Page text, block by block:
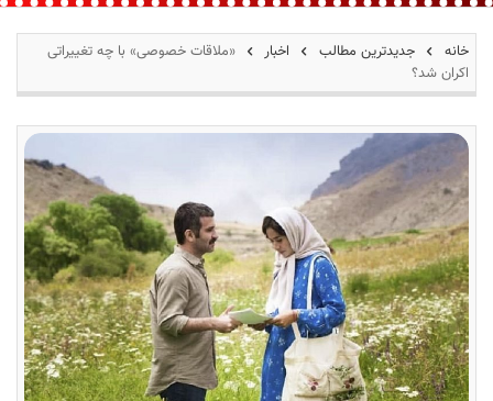
ر
م
ز
خانه جدیدترین مطالب اخبار
«ملاقات خصوصی» با چه تغییراتی
اکران شد؟